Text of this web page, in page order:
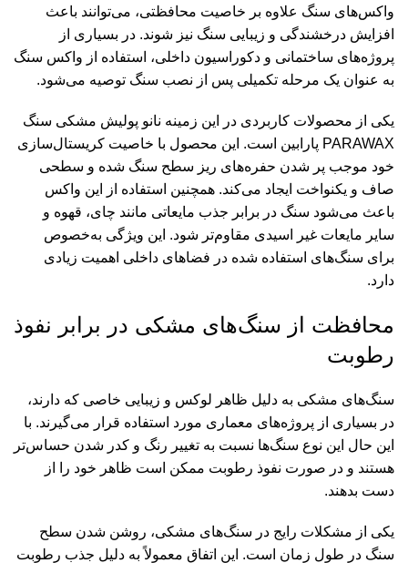
واکس‌های سنگ علاوه بر خاصیت محافظتی، می‌توانند باعث
افزایش درخشندگی و زیبایی سنگ نیز شوند. در بسیاری از
پروژه‌های ساختمانی و دکوراسیون داخلی، استفاده از واکس سنگ
به عنوان یک مرحله تکمیلی پس از نصب سنگ توصیه می‌شود.
یکی از محصولات کاربردی در این زمینه نانو پولیش مشکی سنگ
PARAWAX پارابین
است. این محصول با خاصیت کریستال‌سازی
خود موجب پر شدن حفره‌های ریز سطح سنگ شده و سطحی
صاف و یکنواخت ایجاد می‌کند. همچنین استفاده از این واکس
باعث می‌شود سنگ در برابر جذب مایعاتی مانند چای، قهوه و
سایر مایعات غیر اسیدی مقاوم‌تر شود. این ویژگی به‌خصوص
برای سنگ‌های استفاده شده در فضاهای داخلی اهمیت زیادی
دارد.
محافظت از سنگ‌های مشکی در برابر نفوذ
رطوبت
سنگ‌های مشکی به دلیل ظاهر لوکس و زیبایی خاصی که دارند،
در بسیاری از پروژه‌های معماری مورد استفاده قرار می‌گیرند. با
این حال این نوع سنگ‌ها نسبت به تغییر رنگ و کدر شدن حساس‌تر
هستند و در صورت نفوذ رطوبت ممکن است ظاهر خود را از
دست بدهند.
یکی از مشکلات رایج در سنگ‌های مشکی، روشن شدن سطح
سنگ در طول زمان است. این اتفاق معمولاً به دلیل جذب رطوبت